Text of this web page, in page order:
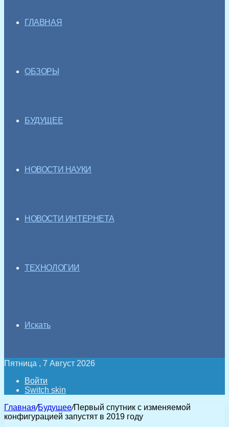
ГЛАВНАЯ
ОБЗОРЫ
БУДУЩЕЕ
НОВОСТИ НАУКИ
НОВОСТИ ИНТЕРНЕТА
ТЕХНОЛОГИИ
Искать
Пятница , 7 Август 2026
Войти
Switch skin
Главная/Будущее/Первый спутник с изменяемой
конфигурацией запустят в 2019 году